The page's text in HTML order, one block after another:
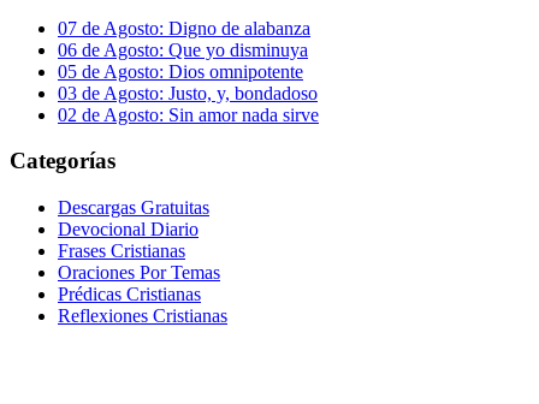
07 de Agosto: Digno de alabanza
06 de Agosto: Que yo disminuya
05 de Agosto: Dios omnipotente
03 de Agosto: Justo, y, bondadoso
02 de Agosto: Sin amor nada sirve
Categorías
Descargas Gratuitas
Devocional Diario
Frases Cristianas
Oraciones Por Temas
Prédicas Cristianas
Reflexiones Cristianas